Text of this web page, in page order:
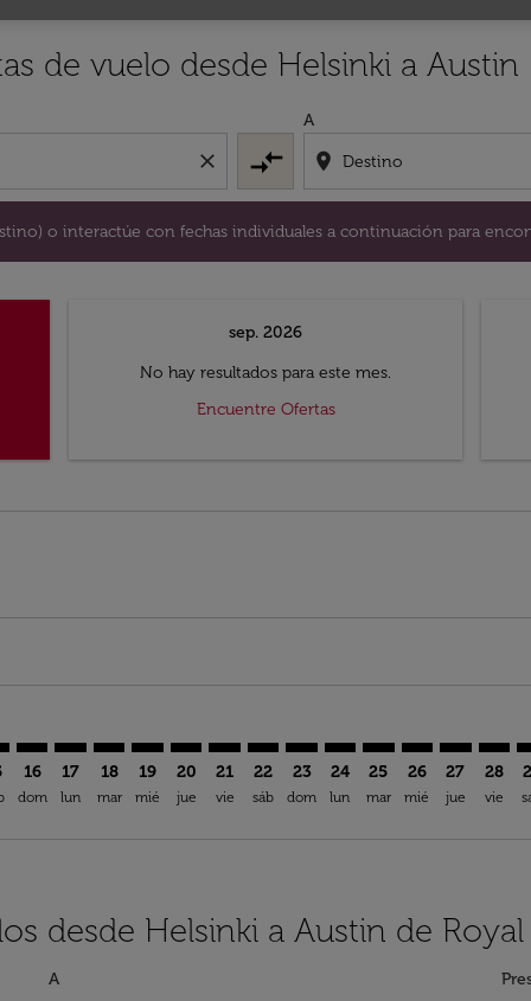
de vuelo desde Helsinki a Austin
close compare_arrows
A
location_on
o interactúe con fechas individuales a continuación para
destino) o interactúe con fechas individuales a
sep. 2026
No hay resultados para este mes.
Encuentre Ofertas
16
dom
17
lun
18
mar
HEL–AUS: cmp-view-offers-disclaimer.
19
mié
HEL–AUS: cmp-view-offers-disclaimer.
20
jue
HEL–AUS: cmp-view-offers-
21
vie
HEL–AUS: cmp-view-offers-
22
sáb
HEL–AUS: cmp-view-
23
dom
HEL–AUS: cmp-view-
24
lun
HEL–AUS: cmp-
25
mar
HEL–AUS:
26
mié
27
jue
28
vie
desde Helsinki a Austin de
A